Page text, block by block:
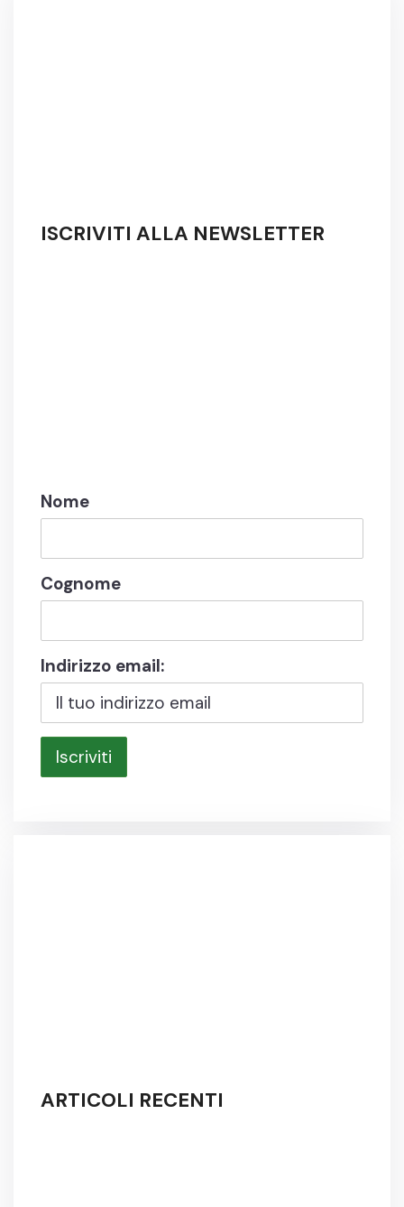
ISCRIVITI ALLA NEWSLETTER
Nome
Cognome
Indirizzo email:
ARTICOLI RECENTI